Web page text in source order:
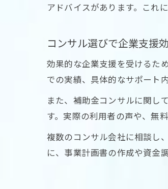
アドバイスがあります。これ
コンサル選びで企業支援
効果的な企業支援を受けるた
での実績、具体的なサポート
また、補助金コンサルに関し
す。実際の利用者の声や、無
複数のコンサル会社に相談し
に、事業計画書の作成や資金